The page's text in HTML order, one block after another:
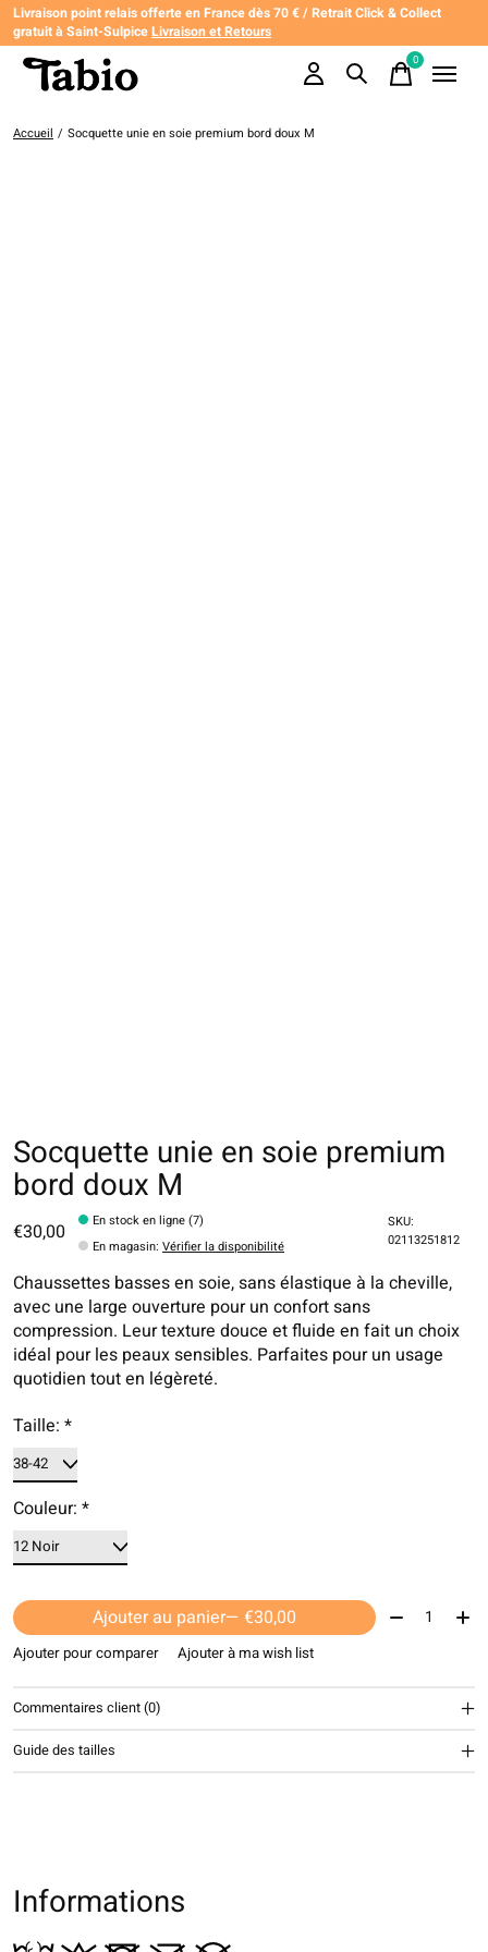
Livraison point relais offerte en France dès 70 € / Retrait Click & Collect
gratuit à Saint-SulpiceLivraison et Retours
0items
Accueil / Socquette unie en soie premium bord doux M
Socquette unie en soie premium
bord doux M
€30,00
En stock en ligne (7)
En magasin:Vérifier la disponibilité
SKU:
02113251812
Chaussettes basses en soie, sans élastique à la cheville,
avec une large ouverture pour un confort sans
compression. Leur texture douce et fluide en fait un choix
idéal pour les peaux sensibles. Parfaites pour un usage
quotidien tout en légèreté.
Taille: *
Couleur: *
Ajouter au panier — €30,00 Quantité:
Ajouter pour comparer Ajouter à ma wish list
Commentaires client (0)
Guide des tailles
Informations